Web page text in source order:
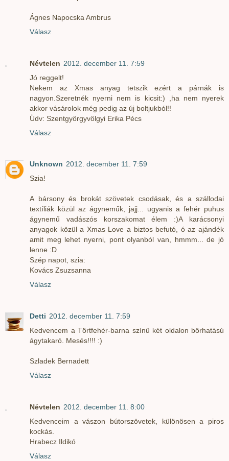
Ágnes Napocska Ambrus
Válasz
Névtelen 2012. december 11. 7:59
Jó reggelt!
Nekem az Xmas anyag tetszik ezért a párnák is
nagyon.Szeretnék nyerni nem is kicsit:) ,ha nem nyerek
akkor vásárolok még pedig az új boltjukból!!
Üdv: Szentgyörgyvölgyi Erika Pécs
Válasz
Unknown 2012. december 11. 7:59
Szia!
A bársony és brokát szövetek csodásak, és a szállodai
textíliák közül az ágyneműk, jajj... ugyanis a fehér puhus
ágynemű vadászós korszakomat élem :)A karácsonyi
anyagok közül a Xmas Love a biztos befutó, ó az ajándék
amit meg lehet nyerni, pont olyanból van, hmmm... de jó
lenne :D
Szép napot, szia:
Kovács Zsuzsanna
Válasz
Detti 2012. december 11. 7:59
Kedvencem a Törtfehér-barna színű két oldalon bőrhatású
ágytakaró. Mesés!!!! :)
Szladek Bernadett
Válasz
Névtelen 2012. december 11. 8:00
Kedvenceim a vászon bútorszövetek, különösen a piros
kockás.
Hrabecz Ildikó
Válasz